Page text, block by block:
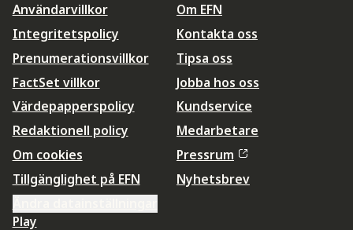
Användarvillkor
Integritetspolicy
Prenumerationsvillkor
FactSet villkor
Värdepapperspolicy
Redaktionell policy
Om cookies
Tillgänglighet på EFN
Om EFN
Kontakta oss
Tipsa oss
Jobba hos oss
Kundservice
Medarbetare
Pressrum
Nyhetsbrev
Play